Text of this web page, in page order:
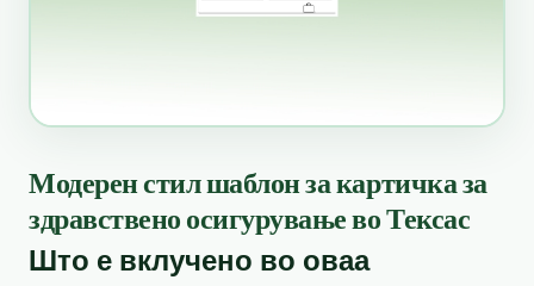
Модерен стил шаблон за картичка за
здравствено осигурување во Тексас
Што е вклучено во оваа